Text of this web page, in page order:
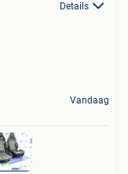
Details
Vandaag